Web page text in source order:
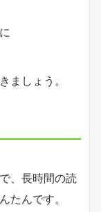
ましょう。
、長時間の読
たんです。